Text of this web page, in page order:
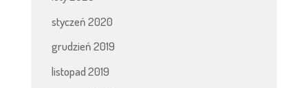
styczeń 2020
grudzień 2019
listopad 2019